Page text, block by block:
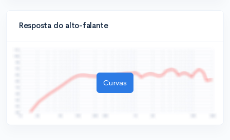
Resposta do alto-falante
Curvas